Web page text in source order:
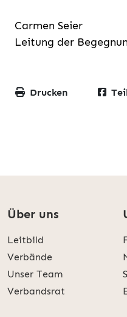
Carmen Seier
Leitung der
Drucken
Über uns
Leitbild
Verbände
Unser Team
Verbandsrat